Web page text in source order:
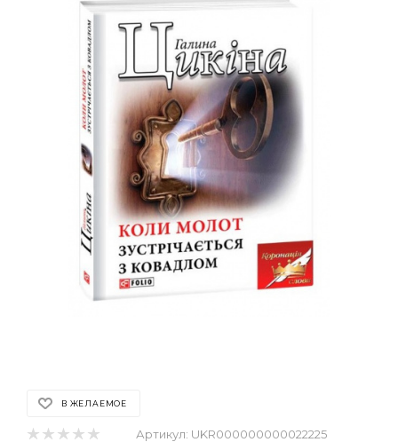
В ЖЕЛАЕМОЕ
Артикул: UKR000000000022225